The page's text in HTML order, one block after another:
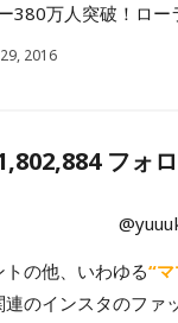
380万人突破！ロ
2016
フォロ
の他、いわゆる“
のインスタのファ